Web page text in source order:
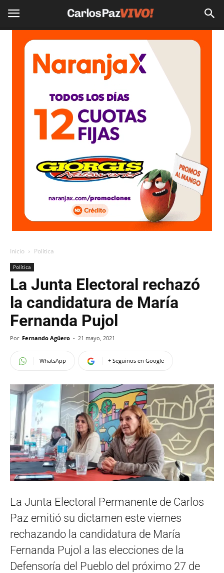
Inicio Política
Política
La Junta Electoral rechazó
la candidatura de María
Fernanda Pujol
Por Fernando Agüero - 21 mayo, 2021
WhatsApp + Seguinos en Google
La Junta Electoral Permanente de Carlos
Paz emitió su dictamen este viernes
rechazando la candidatura de María
Fernanda Pujol a las elecciones de la
Defensoría del Pueblo del próximo 27 de